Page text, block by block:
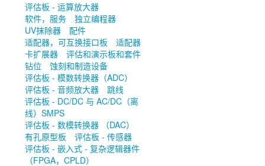
评估板 - 运算放大器
软件，服务
独立编程器
UV抹除器
配件
适配器，可互换接口板
适配器
卡扩展器
评估和演示板和套件
钻位
蚀刻和制造设备
评估板 - 模数转换器（ADC）
评估板 - 音频放大器
跳线
评估板 - DC/DC 与 AC/DC（离
线）SMPS
评估板 - 数模转换器 （DAC）
有孔原型板
评估板 - 传感器
评估板 - 嵌入式 - 复杂逻辑器件
（FPGA，CPLD）